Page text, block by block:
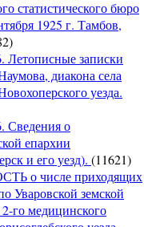
статистического бюро
1925 г. Тамбов,
Летописные записки
диакона села
уезда.
Сведения о
епархии
и его уезд). (11621)
о числе приходящих
Уваровской земской
го медицинского